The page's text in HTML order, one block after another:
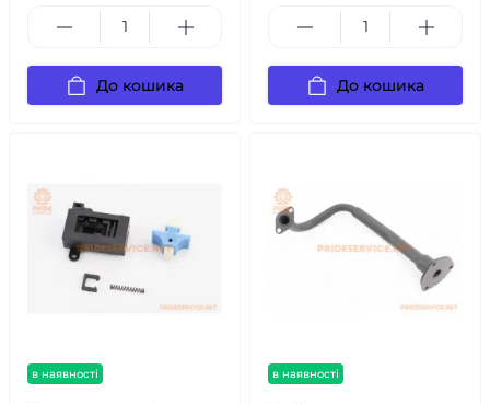
До кошика До кошика
в наявності в наявності